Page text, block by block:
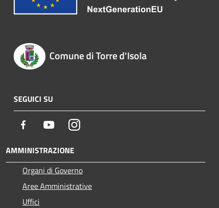
Comune di Torre d'Isola
SEGUICI SU
Facebook YoutubeInstagram
AMMINISTRAZIONE
Organi di Governo
Aree Amministrative
Uffici